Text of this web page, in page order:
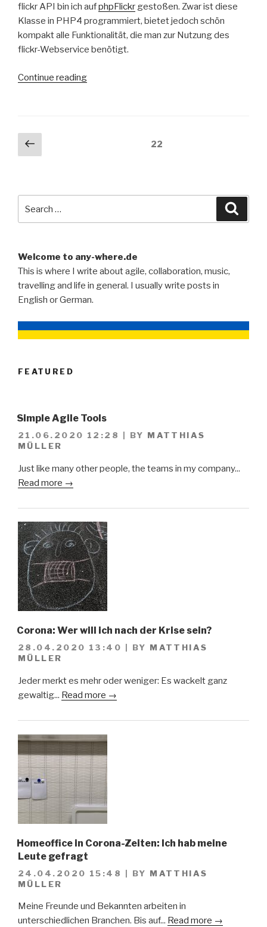
flickr API bin ich aufphpFlickr gestoßen. Zwar ist diese
Klasse in PHP4 programmiert, bietet jedoch schön
kompakt alle Funktionalität, die man zur Nutzung des
flickr-Webservice benötigt.
Continue reading“flickr
Posts
pagination
Previous
page
22
Welcome to any-where.de
This is where I write about agile, collaboration, music,
travelling and life in general. I usually write posts in
English or German.
FEATURED
Simple Agile Tools
21.06.2020 12:28 BY MATTHIAS
MÜLLER
Just like many other people, the teams in my company...
Read more →
Corona: Wer will ich nach der Krise sein?
28.04.2020 13:40 BY MATTHIAS
MÜLLER
Jeder merkt es mehr oder weniger: Es wackelt ganz
gewaltig... Read more →
Homeoffice in Corona-Zeiten: Ich hab meine
Leute gefragt
24.04.2020 15:48 | BY MATTHIAS
MÜLLER
Meine Freunde und Bekannten arbeiten in
unterschiedlichen Branchen. Bis auf... Read more →